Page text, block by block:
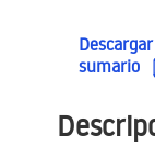
Descargar
sumario